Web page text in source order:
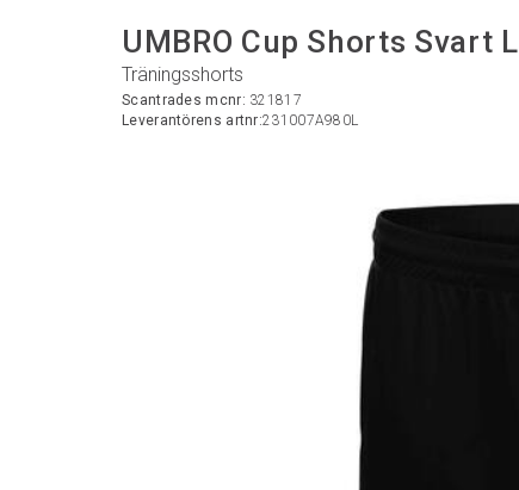
UMBRO Cup Shorts Svart L
Träningsshorts
Scantrades mcnr: 321817
Leverantörens artnr:231007A980L